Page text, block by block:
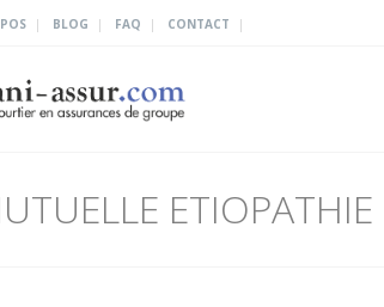
| BLOG | FAQ | CONTACT |
ETIOPATHIE